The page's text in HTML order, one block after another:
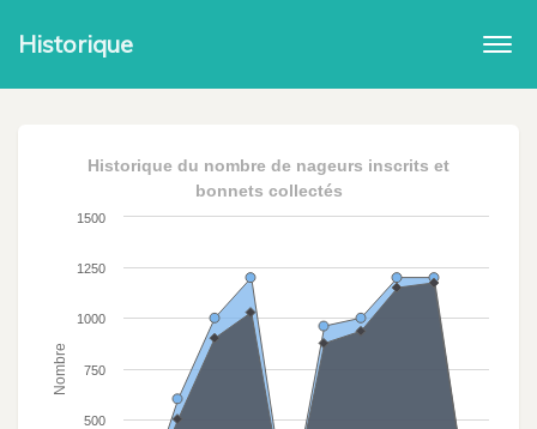
Historique
Nombre
Historique du nombre de nageurs inscrits et
bonnets collectés
500
750
1000
1250
1500